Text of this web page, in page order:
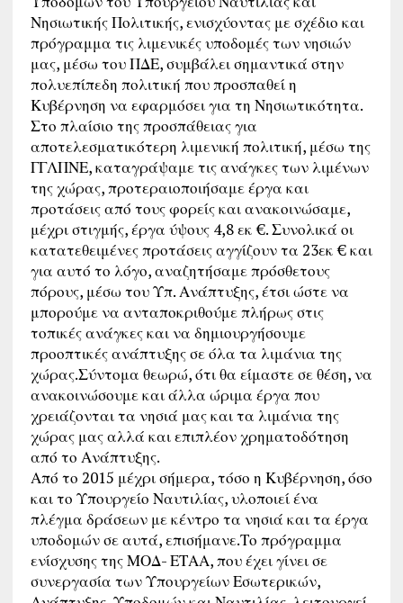
Νησιωτικής Πολιτικής, ενισχύοντας με σχέδιο και
πρόγραμμα τις λιμενικές υποδομές των νησιών
μας, μέσω του ΠΔΕ, συμβάλει σημαντικά στην
πολυεπίπεδη πολιτική που προσπαθεί η
Κυβέρνηση να εφαρμόσει για τη Νησιωτικότητα.
Στο πλαίσιο της προσπάθειας για
αποτελεσματικότερη λιμενική πολιτική, μέσω της
ΓΓΛΠΝΕ, καταγράψαμε τις ανάγκες των λιμένων
της χώρας, προτεραιοποιήσαμε έργα και
προτάσεις από τους φορείς και ανακοινώσαμε,
μέχρι στιγμής, έργα ύψους 4,8 εκ €. Συνολικά οι
κατατεθειμένες προτάσεις αγγίζουν τα 23εκ € και
για αυτό το λόγο, αναζητήσαμε πρόσθετους
πόρους, μέσω του Υπ. Ανάπτυξης, έτσι ώστε να
μπορούμε να ανταποκριθούμε πλήρως στις
τοπικές ανάγκες και να δημιουργήσουμε
προοπτικές ανάπτυξης σε όλα τα λιμάνια της
χώρας.Σύντομα θεωρώ, ότι θα είμαστε σε θέση, να
ανακοινώσουμε και άλλα ώριμα έργα που
χρειάζονται τα νησιά μας και τα λιμάνια της
χώρας μας αλλά και επιπλέον χρηματοδότηση
από το Ανάπτυξης.
Από το 2015 μέχρι σήμερα, τόσο η Κυβέρνηση, όσο
και το Υπουργείο Ναυτιλίας, υλοποιεί ένα
πλέγμα δράσεων με κέντρο τα νησιά και τα έργα
υποδομών σε αυτά, επισήμανε.Το πρόγραμμα
ενίσχυσης της ΜΟΔ- ΕΤΑΑ, που έχει γίνει σε
συνεργασία των Υπουργείων Εσωτερικών,